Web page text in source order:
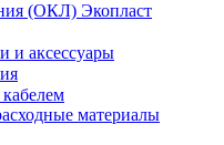
(ОКЛ) Экопласт
и аксессуары
материалы